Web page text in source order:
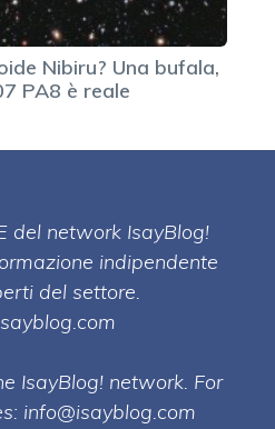
Nibiru? Una bufala,
PA8 è reale
del network IsayBlog!
indipendente
del settore.
IsayBlog! network. For
info@isayblog.com